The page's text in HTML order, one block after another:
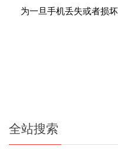
为一旦手机丢失或者损
全站搜索